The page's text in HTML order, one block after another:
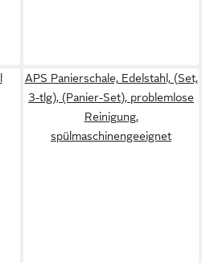
APS Panierschale, Edelstahl, (Set,
3-tlg), (Panier-Set), problemlose
Reinigung,
spülmaschinengeeignet